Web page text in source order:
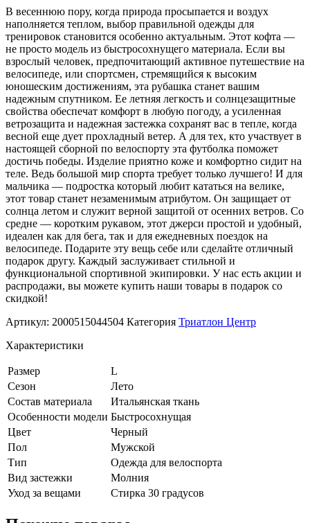
В весеннюю пору, когда природа просыпается и воздух
наполняется теплом, выбор правильной одежды для
тренировок становится особенно актуальным. Этот кофта —
не просто модель из быстросохнущего материала. Если вы
взрослый человек, предпочитающий активное путешествие на
велосипеде, или спортсмен, стремящийся к высоким
юношеским достижениям, эта рубашка станет вашим
надежным спутником. Ее летняя легкость и солнцезащитные
свойства обеспечат комфорт в любую погоду, а усиленная
ветрозащита и надежная застежка сохранят вас в тепле, когда
весной еще дует прохладный ветер. А для тех, кто участвует в
настоящей сборной по велоспорту эта футболка поможет
достичь победы. Изделие приятно коже и комфортно сидит на
теле. Ведь большой мир спорта требует только лучшего! И для
мальчика — подростка который любит кататься на велике,
этот товар станет незаменимым атрибутом. Он защищает от
солнца летом и служит верной защитой от осенних ветров. Со
средне — коротким рукавом, этот джерси простой и удобный,
идеален как для бега, так и для ежедневных поездок на
велосипеде. Подарите эту вещь себе или сделайте отличный
подарок другу. Каждый заслуживает стильной и
функциональной спортивной экипировки. У нас есть акции и
распродажи, вы можете купить наши товары в подарок со
скидкой!
Артикул: 2000515044504 Категория Триатлон Центр
Характеристики
Размер
L
Сезон
Лето
Состав материала
Итальянская ткань
Особенности модели Быстросохнущая
Цвет
Черный
Пол
Мужской
Тип
Одежда для велоспорта
Вид застежки
Молния
Уход за вещами
Стирка 30 градусов